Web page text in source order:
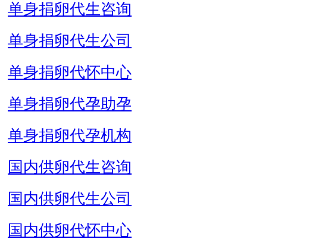
单身捐卵代生咨询
单身捐卵代生公司
单身捐卵代怀中心
单身捐卵代孕助孕
单身捐卵代孕机构
国内供卵代生咨询
国内供卵代生公司
国内供卵代怀中心